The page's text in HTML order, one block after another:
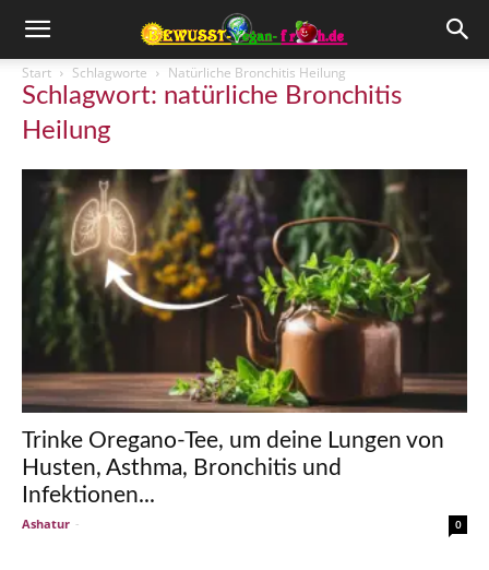
Start Schlagworte Natürliche Bronchitis Heilung
Schlagwort: natürliche Bronchitis
Heilung
Trinke Oregano-Tee, um deine Lungen von
Husten, Asthma, Bronchitis und
Infektionen...
Ashatur - 0